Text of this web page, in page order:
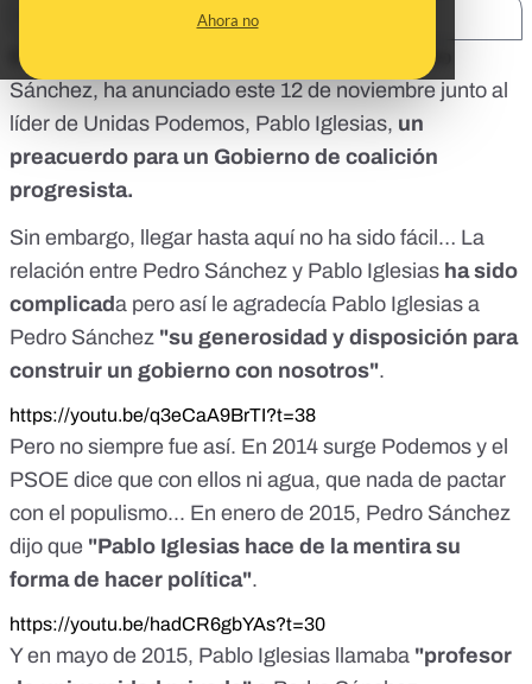
Ahora no
El presidente del Gobierno en funciones, Pedro
Sánchez, ha anunciado este 12 de noviembre junto al
líder de Unidas Podemos, Pablo Iglesias, un
preacuerdo para un Gobierno de coalición
progresista.
Sin embargo, llegar hasta aquí no ha sido fácil… La
relación entre Pedro Sánchez y Pablo Iglesias ha sido
complicada pero así le agradecía Pablo Iglesias a
Pedro Sánchez "su generosidad y disposición para
construir un gobierno con nosotros".
https://youtu.be/q3eCaA9BrTI?t=38
Pero no siempre fue así. En 2014 surge Podemos y el
PSOE dice que con ellos ni agua, que nada de pactar
con el populismo... En enero de 2015, Pedro Sánchez
dijo que "Pablo Iglesias hace de la mentira su
forma de hacer política".
https://youtu.be/hadCR6gbYAs?t=30
Y en mayo de 2015, Pablo Iglesias llamaba "profesor